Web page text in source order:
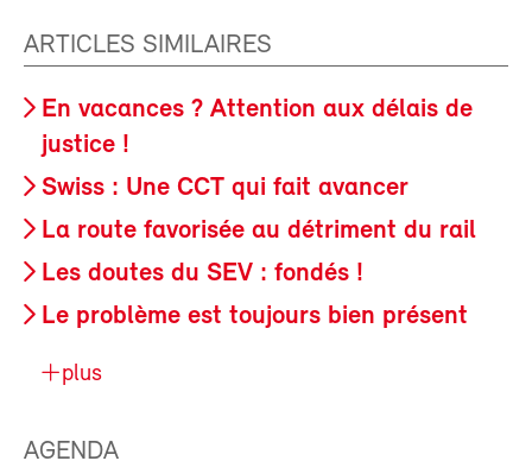
ARTICLES SIMILAIRES
En vacances ? Attention aux délais de
justice !
Swiss : Une CCT qui fait avancer
La route favorisée au détriment du rail
Les doutes du SEV : fondés !
Le problème est toujours bien présent
plus
AGENDA